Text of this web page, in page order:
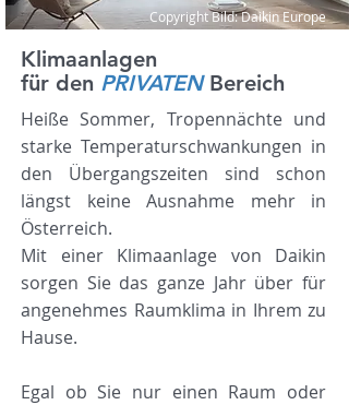
Copyright Bild: Daikin Europe
Klimaanlagen
für den PRIVATEN Bereich
Heiße Sommer, Tropennächte und
starke Temperaturschwankungen in
den Übergangszeiten sind schon
längst keine Ausnahme mehr in
Österreich.
Mit einer Klimaanlage von Daikin
sorgen Sie das ganze Jahr über für
angenehmes Raumklima in Ihrem zu
Hause.
Egal ob Sie nur einen Raum oder